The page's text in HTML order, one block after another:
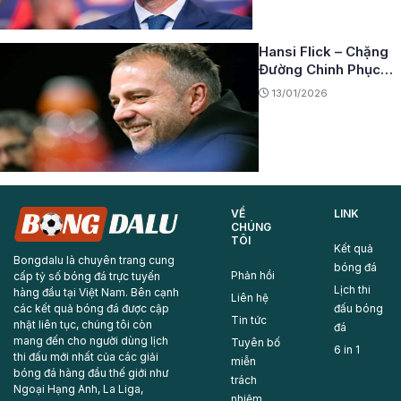
Hansi Flick – Chặng
Đường Chinh Phục
Những Đỉnh Cao Mới
13/01/2026
Bongdalu là chuyên trang cung
cấp tỷ số bóng đá trực tuyến
hàng đầu tại Việt Nam. Bên cạnh
các kết quả bóng đá được cập
nhật liên tục, chúng tôi còn
mang đến cho người dùng lịch
thi đấu mới nhất của các giải
bóng đá hàng đầu thế giới như
Ngoại Hạng Anh, La Liga,
VỀ
CHÚNG
TÔI
Phản hồi
Liên hệ
Tin tức
Tuyên bố
miễn
trách
LINK
Kết quả
bóng đá
Lịch thi
đấu bóng
đá
6 in 1